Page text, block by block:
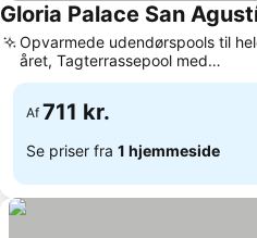
Gloria Palace San
Opvarmede udendørspools til
året, Tagterrassepool med
panoramaudsigt over havet
Af 711 kr.
Se priser fra 1 hjemmeside